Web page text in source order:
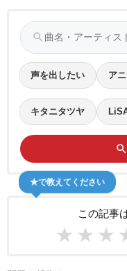
search
声を出したい ア
キタニタツヤ
search
この記事
★ ★ ★
★で教えてください